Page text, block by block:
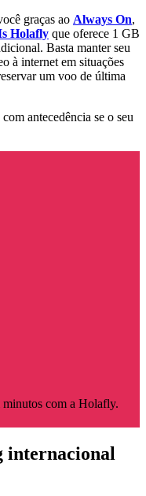
graças ao Always On,
Holafly que oferece 1 GB
Basta manter seu
à internet em situações
um voo de última
antecedência se o seu
com a Holafly.
internacional